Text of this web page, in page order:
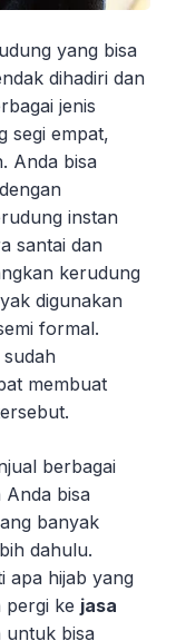
yang bisa
dihadiri dan
jenis
segi empat,
Anda bisa
instan
santai dan
kerudung
digunakan
formal.
membuat
berbagai
Anda bisa
banyak
dahulu.
apa hijab yang
pergi ke jasa
untuk bisa